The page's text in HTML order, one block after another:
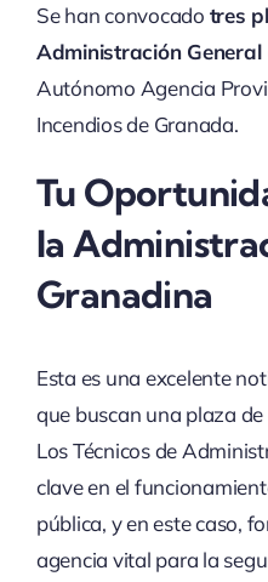
Se han convocado tres
Administración General
Autónomo Agencia
Incendios de Granada.
Tu
la
Granadina
Esta es una excelente
que buscan una plaza
Los Técnicos de
clave en el
pública, y en este caso,
agencia vital para la